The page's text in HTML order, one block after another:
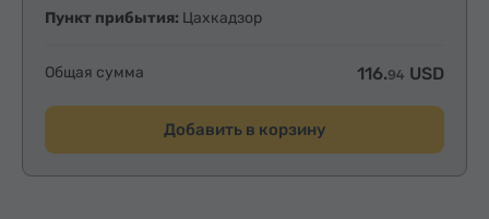
Пункт прибытия: Цахкадзор
Общая сумма 116.94 USD
Добавить в корзину